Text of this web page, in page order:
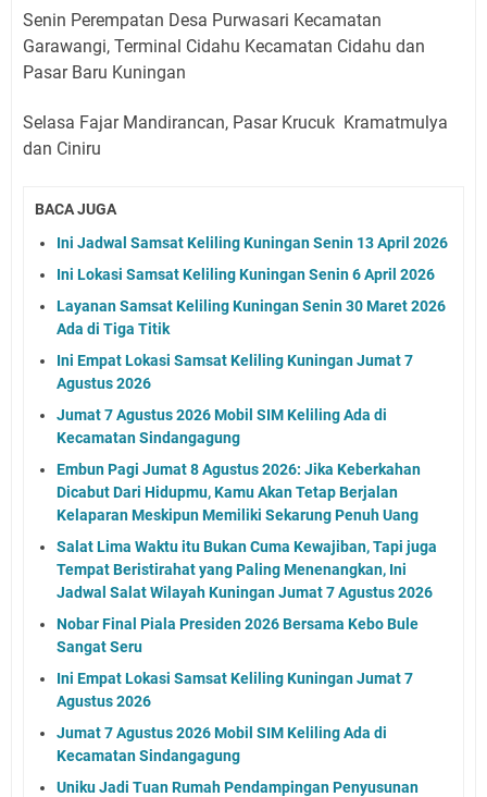
Senin Perempatan Desa Purwasari Kecamatan
Garawangi, Terminal Cidahu Kecamatan Cidahu dan
Pasar Baru Kuningan
Selasa Fajar Mandirancan, Pasar Krucuk Kramatmulya
dan Ciniru
BACA JUGA
Ini Jadwal Samsat Keliling Kuningan Senin 13 April 2026
Ini Lokasi Samsat Keliling Kuningan Senin 6 April 2026
Layanan Samsat Keliling Kuningan Senin 30 Maret 2026
Ada di Tiga Titik
Ini Empat Lokasi Samsat Keliling Kuningan Jumat 7
Agustus 2026
Jumat 7 Agustus 2026 Mobil SIM Keliling Ada di
Kecamatan Sindangagung
Embun Pagi Jumat 8 Agustus 2026: Jika Keberkahan
Dicabut Dari Hidupmu, Kamu Akan Tetap Berjalan
Kelaparan Meskipun Memiliki Sekarung Penuh Uang
Salat Lima Waktu itu Bukan Cuma Kewajiban, Tapi juga
Tempat Beristirahat yang Paling Menenangkan, Ini
Jadwal Salat Wilayah Kuningan Jumat 7 Agustus 2026
Nobar Final Piala Presiden 2026 Bersama Kebo Bule
Sangat Seru
Ini Empat Lokasi Samsat Keliling Kuningan Jumat 7
Agustus 2026
Jumat 7 Agustus 2026 Mobil SIM Keliling Ada di
Kecamatan Sindangagung
Uniku Jadi Tuan Rumah Pendampingan Penyusunan